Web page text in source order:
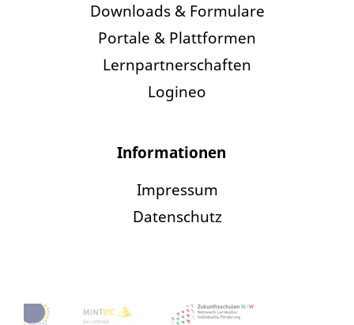
Downloads & Formulare
Portale & Plattformen
Lernpartnerschaften
Logineo
Informationen
Impressum
Datenschutz